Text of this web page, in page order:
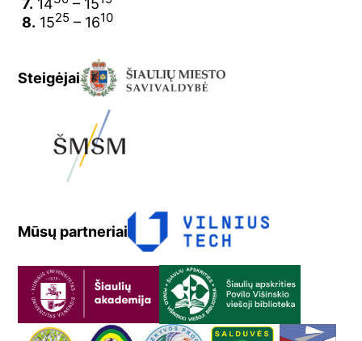
7. 14 – 15
8. 1525 – 1610
Steigėjai
Mūsų partneriai